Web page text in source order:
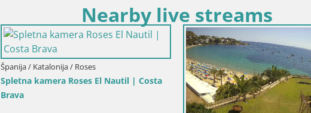
Nearby live streams
Španija / Katalonija / Roses
Spletna kamera Roses El Nautil | Costa
Brava